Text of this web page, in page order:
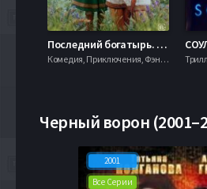
Последний богатырь. Колобок (2026)
Комедия, Приключения, Фэнтези,
Черный ворон
2001
Все Серии